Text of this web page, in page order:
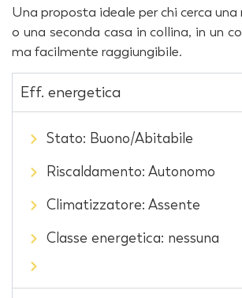
Una proposta ideale per chi cerca
o una seconda casa in collina, in un
ma facilmente raggiungibile.
Eff. energetica
Stato: Buono/Abitabile
Riscaldamento: Autonomo
Climatizzatore: Assente
Classe energetica: nessuna